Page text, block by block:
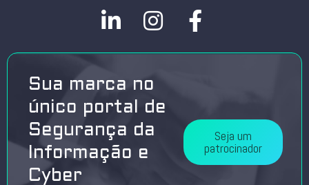
Sua marca no
único portal de
Segurança da
Informação e
Cyber
Seja um
patrocinador